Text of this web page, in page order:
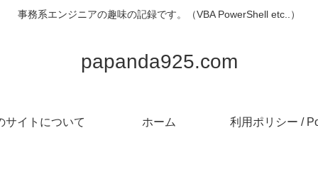
事務系エンジニアの趣味の記録です。（VBA PowerShell etc..）
papanda925.com
サイトについて ホーム 利用ポリシー /